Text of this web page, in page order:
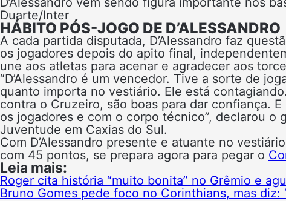
Duarte/Inter
HÁBITO PÓS-JOGO DE D’ALESSANDRO
A cada partida disputada, D’Alessandro faz
os jogadores depois do apito final,
une aos atletas para acenar e agradecer aos
“D’Alessandro é um vencedor. Tive a sorte de
quanto importa no vestiário. Ele está
contra o Cruzeiro, são boas para dar confiança.
os jogadores e com o corpo técnico”, declarou o
Juventude em Caxias do Sul.
Com D’Alessandro presente e atuante no
com 45 pontos, se prepara agora para pegar o
Leia mais:
Roger cita história “muito bonita” no Grêmio e
Bruno Gomes pede foco no Corinthians, mas diz: